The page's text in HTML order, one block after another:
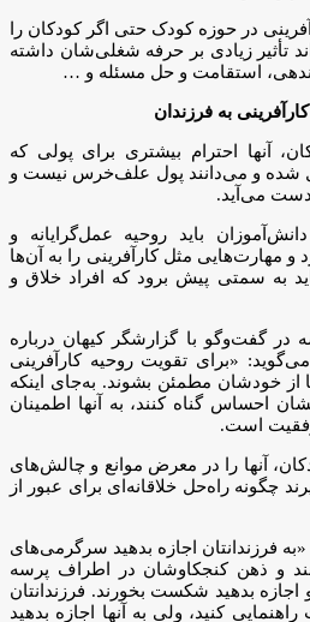
در حوزه کودک حتی اگر کودکان را
تأثیر زیادی بر حرفه شغلی‌شان داشته
استقامت و حل مسئله و …
به فرزندان
آنها احترام بیشتری برای پولی که
شده و می‌دانند پول علف‌خرس نیست و
می‌آید.
باید روحیه عمل‌گرایانه و
مثل کارآفرینی را به آن‌ها
به سمتی پیش برود که افراد خلاق و
گفت‌وگو با گزارشگر کیهان درباره
«برای تقویت روحیه کارآفرینی
تا از خودشان مطمئن بشوند. به‌جای اینکه
احساس گناه کنند، به آنها اطمینان
است.
آنها را در معرض موانع و چالش‌های
چگونه راه‌حل خلاقانه‌ای برای عبور از
فرزندانتان اجازه بدهید سرگرمی‌های
و ذهن کنجکاوشان در اطراف پرسه
اجازه بدهید شکست بخورند. فرزندانتان
کنید، ولی به آنها اجازه بدهید